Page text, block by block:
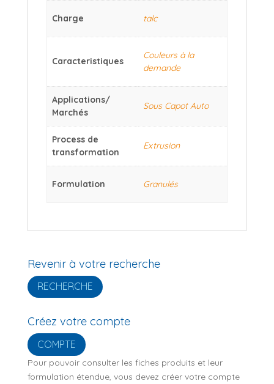
Charge talc
Caracteristiques
Couleurs à la
demande
Applications/
Marchés
Sous Capot Auto
Process de
transformation
Extrusion
Formulation Granulés
Revenir à votre recherche
RECHERCHE
Créez votre compte
COMPTE
Pour pouvoir consulter les fiches produits et leur
formulation étendue, vous devez créer votre compte